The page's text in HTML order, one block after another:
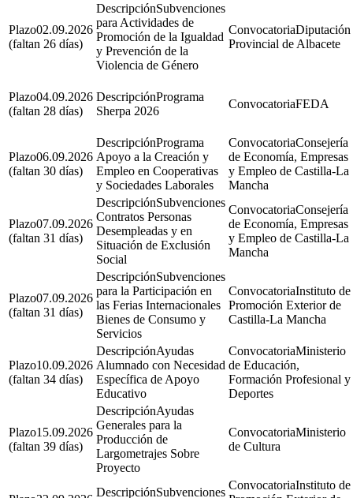
02.09.2026
(faltan 26 días)
Subvenciones
para Actividades de
Promoción de la Igualdad
y Prevención de la
Violencia de Género
Diputación
Provincial de Albacete
04.09.2026
(faltan 28 días)
Programa
Sherpa 2026
FEDA
06.09.2026
(faltan 30 días)
Programa
Apoyo a la Creación y
Empleo en Cooperativas
y Sociedades Laborales
Consejería
de Economía, Empresas
y Empleo de Castilla-La
Mancha
07.09.2026
(faltan 31 días)
Subvenciones
Contratos Personas
Desempleadas y en
Situación de Exclusión
Social
Consejería
de Economía, Empresas
y Empleo de Castilla-La
Mancha
07.09.2026
(faltan 31 días)
Subvenciones
para la Participación en
las Ferias Internacionales
Bienes de Consumo y
Servicios
Instituto de
Promoción Exterior de
Castilla-La Mancha
10.09.2026
(faltan 34 días)
Ayudas
Alumnado con Necesidad
Específica de Apoyo
Educativo
Ministerio
de Educación,
Formación Profesional y
Deportes
15.09.2026
(faltan 39 días)
Ayudas
Generales para la
Producción de
Largometrajes Sobre
Proyecto
Ministerio
de Cultura
Subvenciones
Instituto de